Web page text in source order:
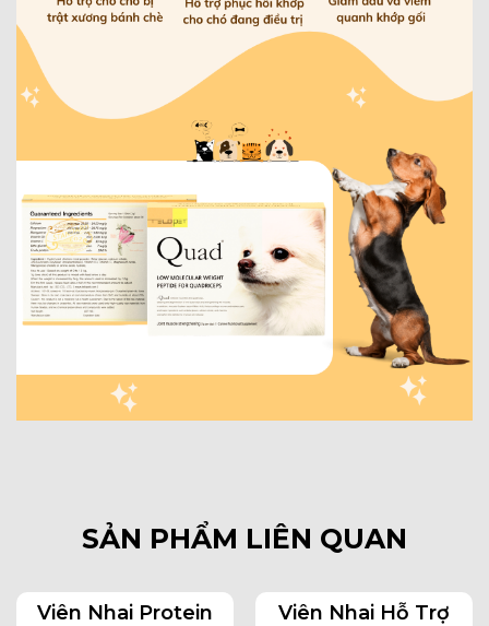
SẢN PHẨM LIÊN QUAN
Viên Nhai Protein
Viên Nhai Hỗ Trợ